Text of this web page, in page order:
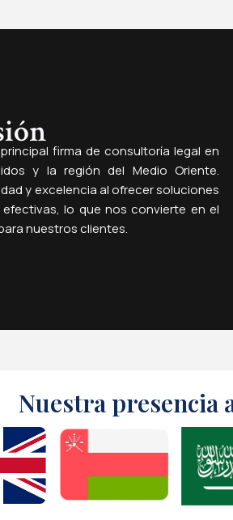
firma de consultoría legal en
y la región del Medio Oriente.
y excelencia al ofrecer soluciones
lo que nos convierte en el
nuestros clientes.
Nuestra presencia